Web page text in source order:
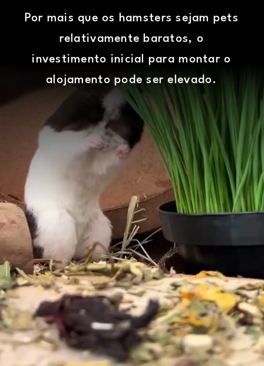
Por mais que os hamsters sejam pets
relativamente baratos, o
investimento inicial para montar o
alojamento pode ser elevado.